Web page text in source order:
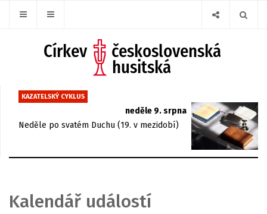
KAZATELSKÝ CYKLUS
neděle 9. srpna
Neděle po svatém Duchu (19. v mezidobí)
Kalendář událostí